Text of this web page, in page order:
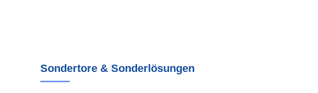
Sondertore & Sonderlösungen